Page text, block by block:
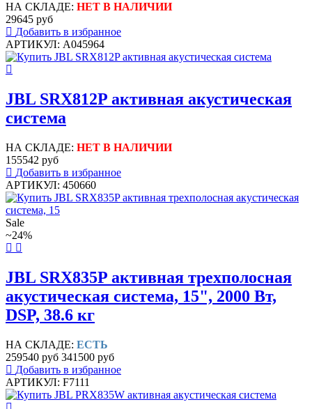
НА СКЛАДЕ: НЕТ В НАЛИЧИИ
29645 руб
Добавить в избранное
АРТИКУЛ: A045964
JBL SRX812P активная акустическая
система
НА СКЛАДЕ: НЕТ В НАЛИЧИИ
155542 руб
Добавить в избранное
АРТИКУЛ: 450660
Sale
~24%
JBL SRX835P активная трехполосная
акустическая система, 15", 2000 Вт,
DSP, 38.6 кг
НА СКЛАДЕ: ЕСТЬ
259540 руб 341500 руб
Добавить в избранное
АРТИКУЛ: F7111